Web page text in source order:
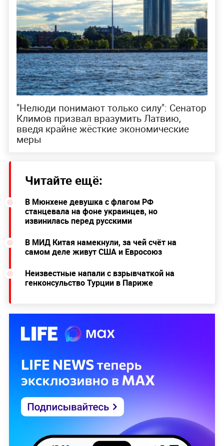
"Нелюди понимают только силу": Сенатор
Климов призвал вразумить Латвию,
введя крайне жёсткие экономические
меры
Читайте ещё:
В Мюнхене девушка с флагом РФ
станцевала на фоне украинцев, но
извинилась перед русскими
В МИД Китая намекнули, за чей счёт на
самом деле живут США и Евросоюз
Неизвестные напали с взрывчаткой на
генконсульство Турции в Париже